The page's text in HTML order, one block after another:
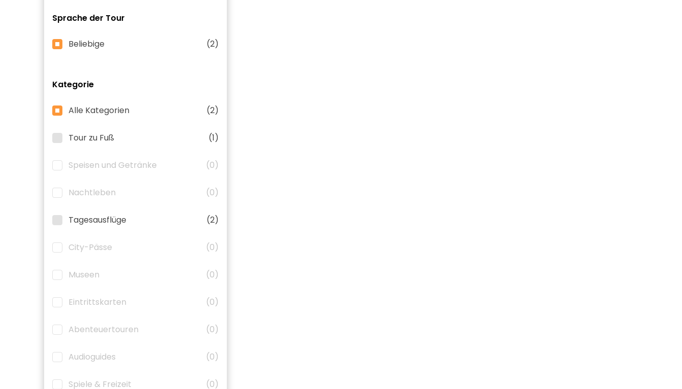
Sprache der Tour
Beliebige (2)
Kategorie
Alle Kategorien (2)
Tour zu Fuß (1)
Speisen und Getränke (0)
Nachtleben (0)
Tagesausflüge (2)
City-Pässe (0)
Museen (0)
Eintrittskarten (0)
Abenteuertouren (0)
Audioguides (0)
Spiele & Freizeit (0)